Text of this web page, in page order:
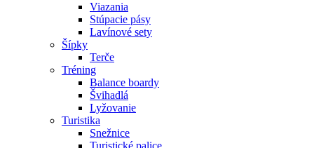
Viazania
Stúpacie pásy
Lavínové sety
Šípky
Terče
Tréning
Balance boardy
Švihadlá
Lyžovanie
Turistika
Snežnice
Turistické palice